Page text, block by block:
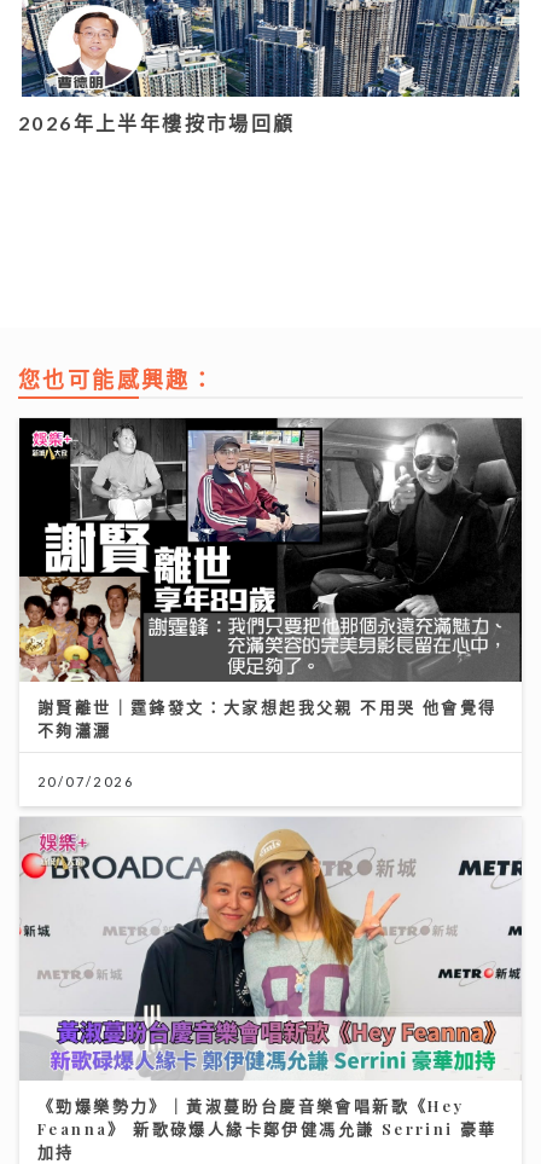
2026年上半年樓按市場回顧
您也可能感興趣：
謝賢離世｜霆鋒發文：大家想起我父親 不用哭 他會覺得
不夠瀟灑
20/07/2026
《勁爆樂勢力》｜黃淑蔓盼台慶音樂會唱新歌《Hey
Feanna》 新歌碌爆人緣卡鄭伊健馮允謙 Serrini 豪華
加持